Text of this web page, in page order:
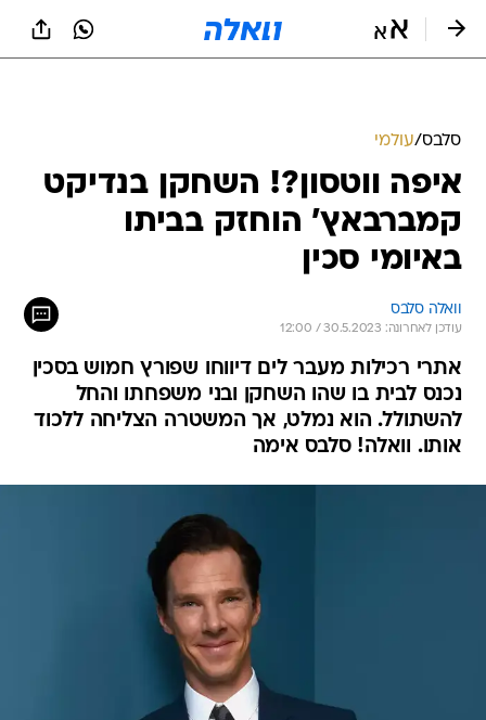
סלבס/עולמי
איפה ווטסון?! השחקן בנדיקט
קמברבאץ' הוחזק בביתו
באיומי סכין
וואלה סלבס
עודכן לאחרונה: 30.5.2023 / 12:00
אתרי רכילות מעבר לים דיווחו שפורץ חמוש בסכין
נכנס לבית בו שהו השחקן ובני משפחתו והחל
להשתולל. הוא נמלט, אך המשטרה הצליחה ללכוד
אותו. וואלה! סלבס אימה